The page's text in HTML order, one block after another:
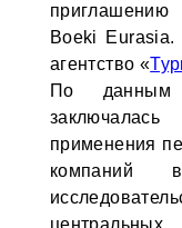
Boeki
агентство «
По данным
применения
компаний